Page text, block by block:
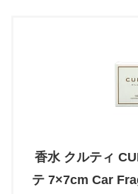
香水 クルティ
テ 7×7cm Car